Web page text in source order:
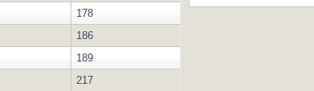
178
186
189
217